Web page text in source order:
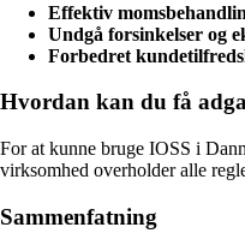
Effektiv
Undgå forsinkelser og
Forbedret
Hvordan kan du få
For at kunne bruge IOSS i
virksomhed overholder alle
Sammenfatning